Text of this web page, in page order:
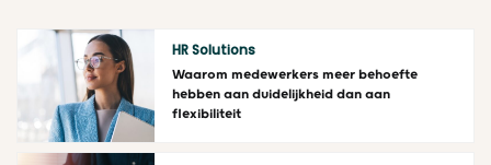
Lees meer
HR Solutions
Waarom medewerkers meer behoefte
hebben aan duidelijkheid dan aan
flexibiliteit